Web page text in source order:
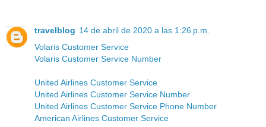
travelblog 14 de abril de 2020 a las 1:26 p.m.
Volaris Customer Service
Volaris Customer Service Number
United Airlines Customer Service
United Airlines Customer Service Number
United Airlines Customer Service Phone Number
American Airlines Customer Service